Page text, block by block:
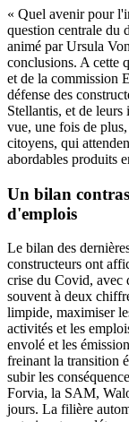
« Quel avenir pour
question centrale du
animé par Ursula
conclusions. A cette
et de la commission
défense des
Stellantis, et de leurs
vue, une fois de
citoyens, qui
abordables produits
Un bilan
d'emplois
Le bilan des
constructeurs ont
crise du Covid, avec
souvent à deux
limpide, maximiser
activités et les
envolé et les
freinant la transition
subir les
Forvia, la SAM,
jours. La filière